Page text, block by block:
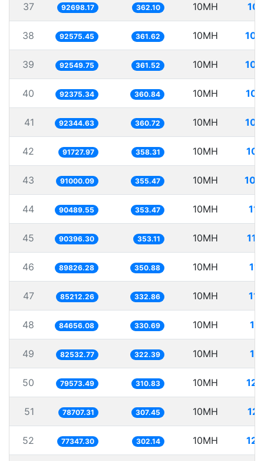
37 92698.17 362.10 10MH
38 92575.45 361.62 10MH
39 92549.75 361.52 10MH
40 92375.34 360.84 10MH
41 92344.63 360.72 10MH
42 91727.97 358.31 10MH
43 91000.09 355.47 10MH
44 90489.55 353.47 10MH
45 90396.30 353.11 10MH
46 89826.28 350.88 10MH
47 85212.26 332.86 10MH
48 84656.08 330.69 10MH
49 82532.77 322.39 10MH
50 79573.49 310.83 10MH
51 78707.31 307.45 10MH
52 77347.30 302.14 10MH